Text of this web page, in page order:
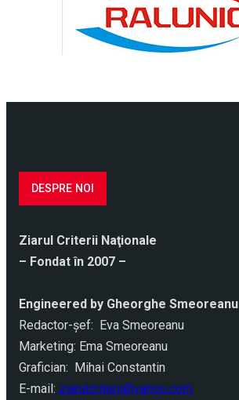
DESPRE NOI
Ziarul Criterii Naţionale
– Fondat în 2007 –
Engineered by Gheorghe Smeoreanu
Redactor-şef: Eva Smeoreanu
Marketing: Ema Smeoreanu
Grafician: Mihai Constantin
E-mail: ziarulcriterii@yahoo.com